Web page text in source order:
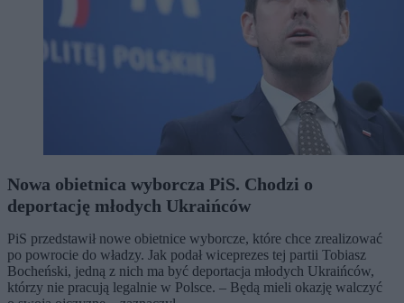
Nowa obietnica wyborcza PiS. Chodzi o
deportację młodych Ukraińców
PiS przedstawił nowe obietnice wyborcze, które chce zrealizować
po powrocie do władzy. Jak podał wiceprezes tej partii Tobiasz
Bocheński, jedną z nich ma być deportacja młodych Ukraińców,
którzy nie pracują legalnie w Polsce. – Będą mieli okazję walczyć